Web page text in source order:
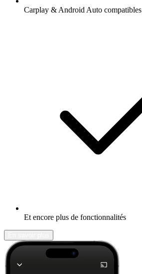
Carplay & Android Auto compatibles
Et encore plus de fonctionnalités